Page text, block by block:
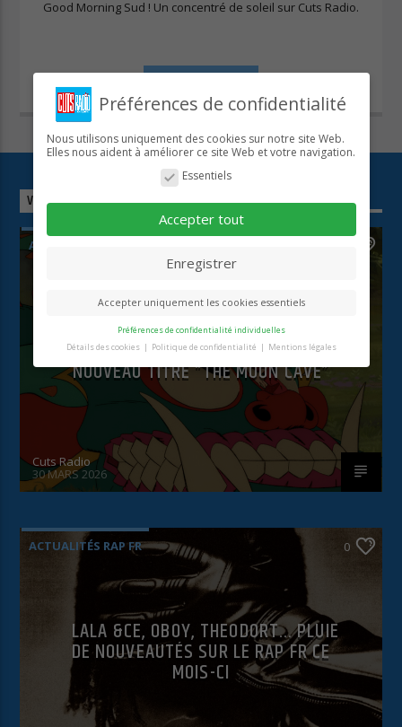
Good Morning Sud ! Un concentré de soleil sur Cuts Radio.
VOUS AIMEREZ AUSSI
ACTUALITÉS HIP HOP US
GORILLAZ FAIT BRILLER LES
LÉGENDES DU RAP US SUR SON
NOUVEAU TITRE “THE MOON CAVE”
Cuts Radio
30 MARS 2026
ACTUALITÉS RAP FR 0
LALA &CE, OBOY, THEODORT… PLUIE
DE NOUVEAUTÉS SUR LE RAP FR CE
MOIS-CI
Préférences de confidentialité
Nous utilisons uniquement des cookies sur notre site Web.
Elles nous aident à améliorer ce site Web et votre navigation.
Essentiels
Accepter tout
Enregistrer
Accepter uniquement les cookies essentiels
Préférences de confidentialité individuelles
Détails des cookies
Politique de confidentialité Mentions légales
Préférence de confidentialité
Vous trouverez ici un aperçu de tous les cookies
utilisés. Vous pouvez autoriser toutes les
catégories ou afficher les informations détaillées
et sélectionner certains cookies seulement.
Accepter tout Enregistrer
Essentiels (1)
Les cookies essentiels permettent des fonctions de base et sont
nécessaires au bon fonctionnement du site Web.
Afficher les informations du cookie
Politique de confidentialité Mentions légales